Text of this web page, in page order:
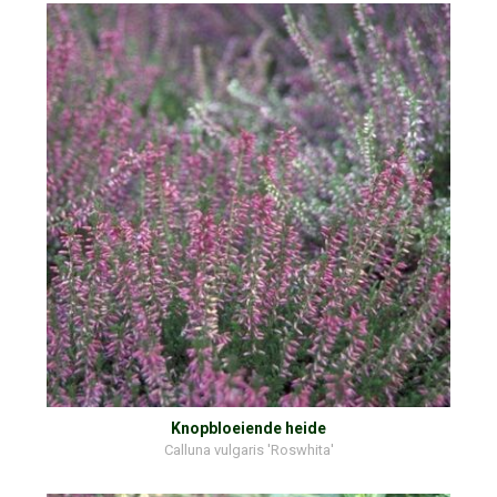
Knopbloeiende heide
Calluna vulgaris 'Roswhita'